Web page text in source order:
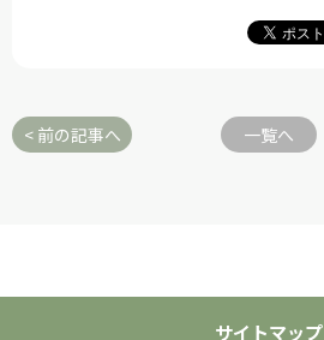
< 前の記事へ 一覧へ
サイトマップ